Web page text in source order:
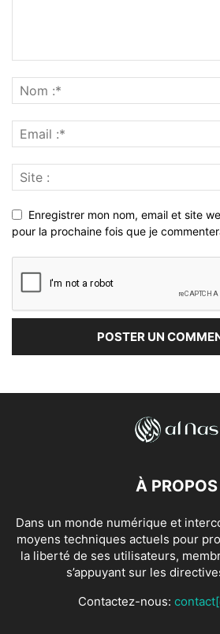
Enregistrer mon nom, email et site
pour la prochaine fois que je
À PROPOS
Dans un monde numérique et
moyens techniques actuels pour
la liberté de ses utilisateurs,
s’appuyant sur les
Contactez-nous: